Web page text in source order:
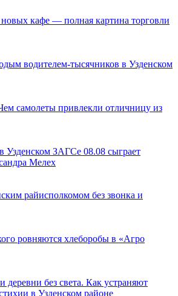
кафе — полная картина торговли
водителем-тысячников в Узденском
самолеты привлекли отличницу из
Узденском ЗАГСе 08.08 сыграет
Мелех
райисполкомом без звонка и
ровняются хлеборобы в «Агро
деревни без света. Как устраняют
в Узденском районе